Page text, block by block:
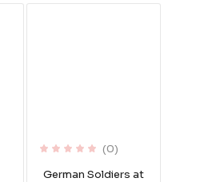
(0)
German Soldiers at